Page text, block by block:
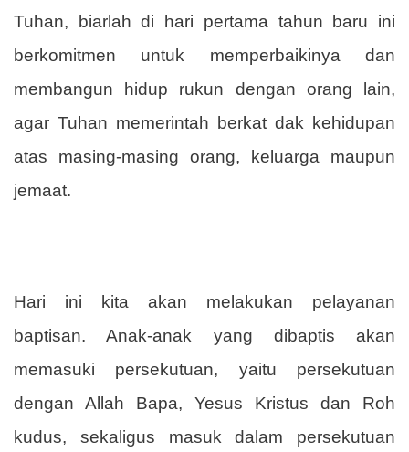
Tuhan, biarlah di hari pertama tahun baru ini
berkomitmen untuk memperbaikinya dan
membangun hidup rukun dengan orang lain,
agar Tuhan memerintah berkat dak kehidupan
atas masing-masing orang, keluarga maupun
jemaat.
Hari ini kita akan melakukan pelayanan
baptisan. Anak-anak yang dibaptis akan
memasuki persekutuan, yaitu persekutuan
dengan Allah Bapa, Yesus Kristus dan Roh
kudus, sekaligus masuk dalam persekutuan